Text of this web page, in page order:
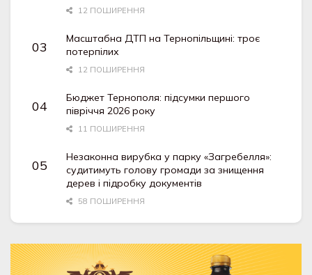
12 ПОШИРЕННЯ
Масштабна ДТП на Тернопільщині: троє
потерпілих
12 ПОШИРЕННЯ
Бюджет Тернополя: підсумки першого
півріччя 2026 року
11 ПОШИРЕННЯ
Незаконна вирубка у парку «Загребелля»:
судитимуть голову громади за знищення
дерев і підробку документів
58 ПОШИРЕННЯ